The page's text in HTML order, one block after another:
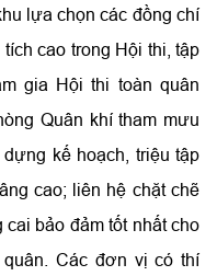
lựa chọn các đồng chí
cao trong Hội thi, tập
gia Hội thi toàn quân
Quân khí tham mưu
kế hoạch, triệu tập
cao; liên hệ chặt chẽ
bảo đảm tốt nhất cho
Các đơn vị có thí